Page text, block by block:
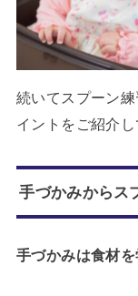
続いてスプーン
イントをご紹介し
手づかみからス
手づかみは食材